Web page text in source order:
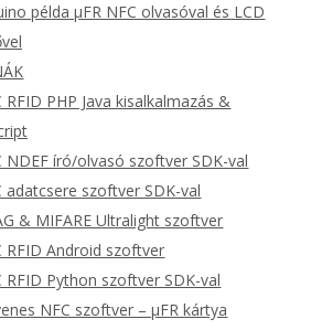
példa μFR NFC olvasóval és LCD
RFID PHP Java kisalkalmazás &
NDEF író/olvasó szoftver SDK-val
adatcsere szoftver SDK-val
& MIFARE Ultralight szoftver
RFID Android szoftver
RFID Python szoftver SDK-val
NFC szoftver – μFR kártya